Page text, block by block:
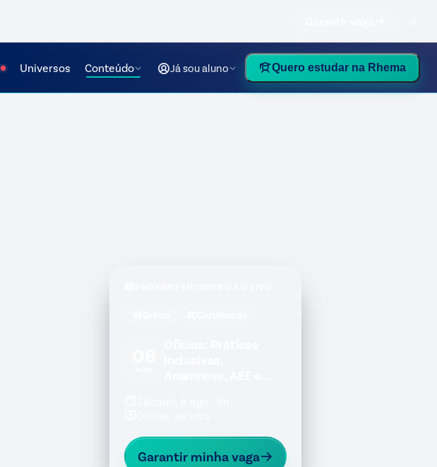
Universos Conteúdo Já sou aluno Quero estudar na Rhema
Garantir minha vaga